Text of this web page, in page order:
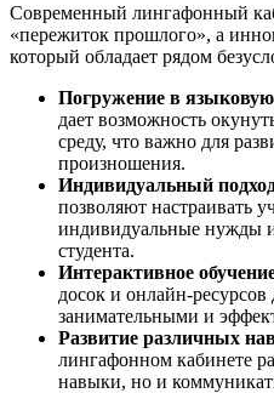
Современный лингафонный
«пережиток прошлого», а
который обладает рядом
Погружение в языковую
дает возможность
среду, что важно для
произношения.
Индивидуальный
позволяют настраивать
индивидуальные нужды
студента.
Интерактивное
досок и онлайн-ресурсов
занимательными и
Развитие различных
лингафонном кабинете
навыки, но и